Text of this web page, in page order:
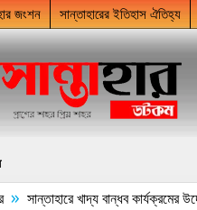
জংশন সান্তাহারের ইতিহাস ঐতিহ্য
সান্তাহারে খাদ্য বান্ধব কার্যক্রমের